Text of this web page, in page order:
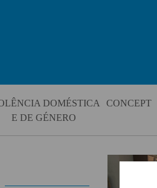
DOMÉSTICA
E DE GÉNERO
CONCEPT